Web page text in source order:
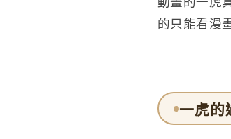
的只能看漫
一虎的